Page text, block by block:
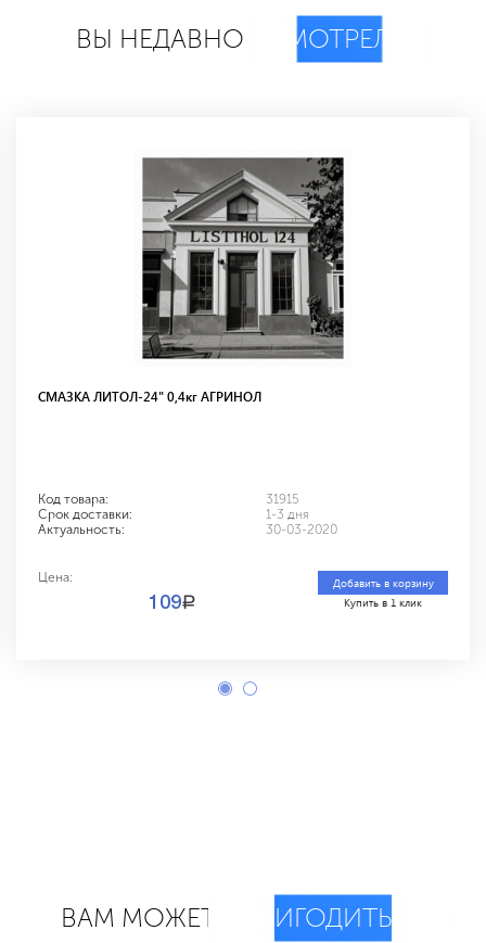
ВЫ НЕДАВНО СМОТРЕЛИ
СМАЗКА ЛИТОЛ-24" 0,4кг АГРИНОЛ
Код товара:
31915
Срок доставки:
1-3 дня
Актуальность:
30-03-2020
Цена:
109a
Добавить в корзину
Купить в 1 клик
ВАМ МОЖЕТ ПРИГОДИТЬСЯ